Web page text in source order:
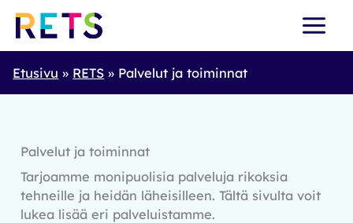
Skip
Etusivu
RETS Palvelut ja toiminnat
Palvelut ja toiminnat
Tarjoamme monipuolisia palveluja rikoksia
tehneille ja heidän läheisilleen. Tältä sivulta voit
lukea lisää eri palveluistamme.